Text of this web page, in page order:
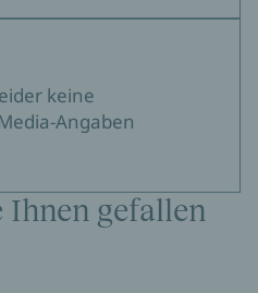
keine
Angaben
Ihnen gefallen